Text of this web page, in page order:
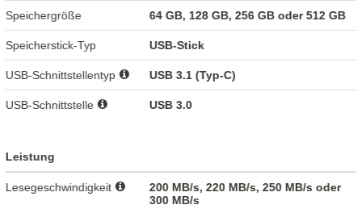
Speichergröße 64 GB, 128 GB, 256 GB oder 512 GB
Speicherstick-Typ USB-Stick
USB-Schnittstellentyp USB 3.1 (Typ-C)
USB-Schnittstelle USB 3.0
Leistung
Lesegeschwindigkeit
200 MB/s, 220 MB/s, 250 MB/s oder
300 MB/s